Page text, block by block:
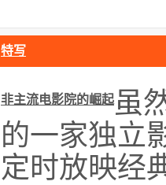
特写
非主流电影院的崛起虽
的一家独立
定时放映经